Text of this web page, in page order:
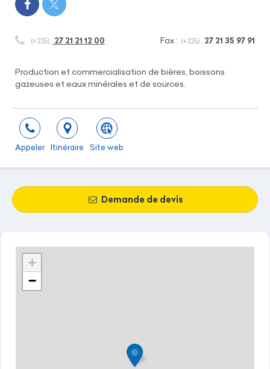
(+225) 27 21 21 12 00 Fax : (+225) 27 21 35 97 91
Production et commercialisation de bières, boissons
gazeuses et eaux minérales et de sources.
Appeler Itinéraire Site web
Demande de devis
+
−